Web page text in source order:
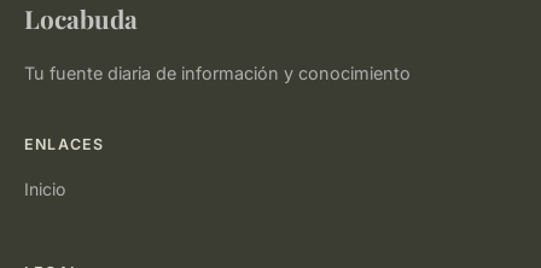
Locabuda
Tu fuente diaria de información y conocimiento
ENLACES
Inicio